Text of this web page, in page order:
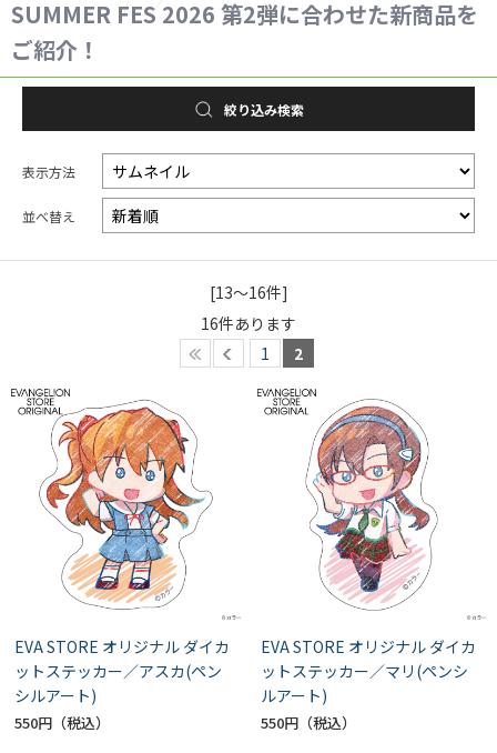
SUMMER FES 2026 第2弾に合わせた新商品を
ご紹介！
絞り込み検索
表示方法
並べ替え
[13～16件]
16件あります
1
2
EVA STORE オリジナル ダイカ
ットステッカー／アスカ(ペン
シルアート)
550円
EVA STORE オリジナル ダイカ
ットステッカー／マリ(ペンシ
ルアート)
550円